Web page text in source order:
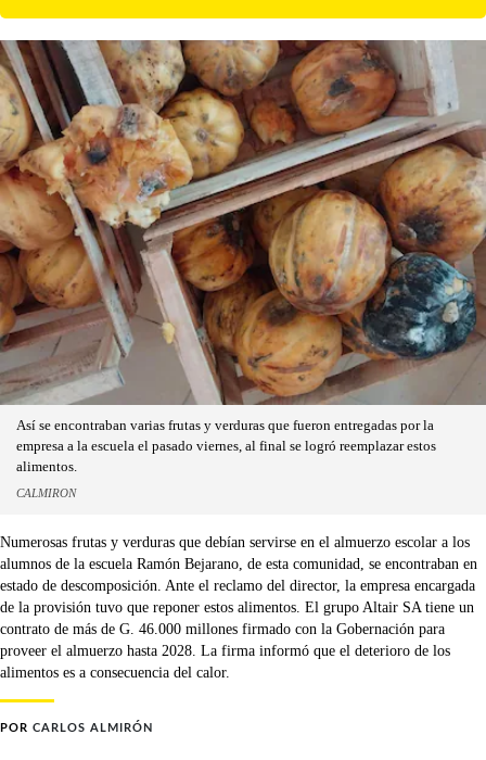
Así se encontraban varias frutas y verduras que fueron entregadas por la
empresa a la escuela el pasado viernes, al final se logró reemplazar estos
alimentos.
CALMIRON
Numerosas frutas y verduras que debían servirse en el almuerzo escolar a los
alumnos de la escuela Ramón Bejarano, de esta comunidad, se encontraban en
estado de descomposición. Ante el reclamo del director, la empresa encargada
de la provisión tuvo que reponer estos alimentos. El grupo Altair SA tiene un
contrato de más de G. 46.000 millones firmado con la Gobernación para
proveer el almuerzo hasta 2028. La firma informó que el deterioro de los
alimentos es a consecuencia del calor.
POR CARLOS ALMIRÓN